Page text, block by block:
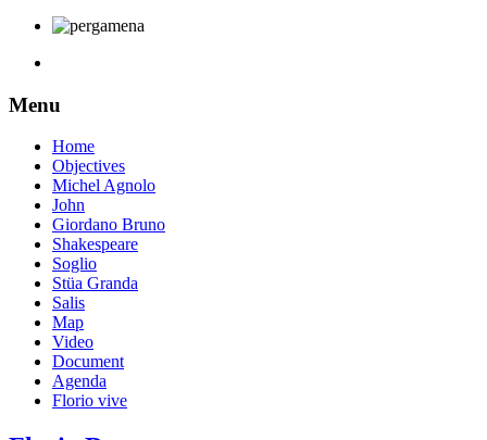
Menu
Home
Objectives
Michel Agnolo
John
Giordano Bruno
Shakespeare
Soglio
Stüa Granda
Salis
Map
Video
Document
Agenda
Florio vive